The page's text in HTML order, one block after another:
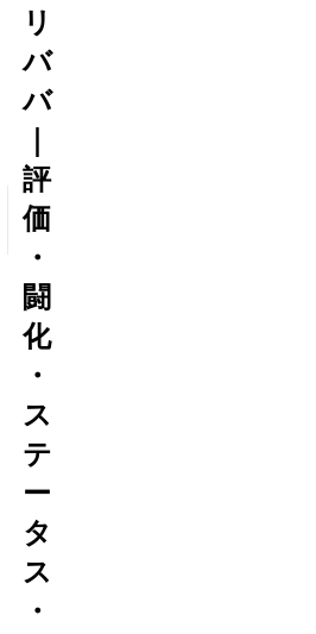
リ
バ
バ
評
価
・
闘
化
・
ス
テ
ー
タ
ス
・